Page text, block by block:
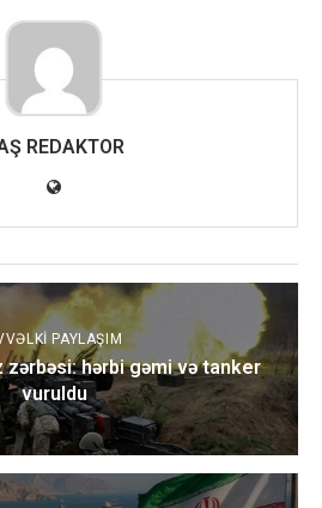
REDAKTOR
PAYLAŞIM
zərbəsi: hərbi gəmi və tanker
vuruldu